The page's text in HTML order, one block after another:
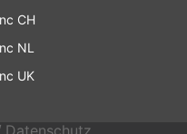
CH
NL
UK
Datenschutz